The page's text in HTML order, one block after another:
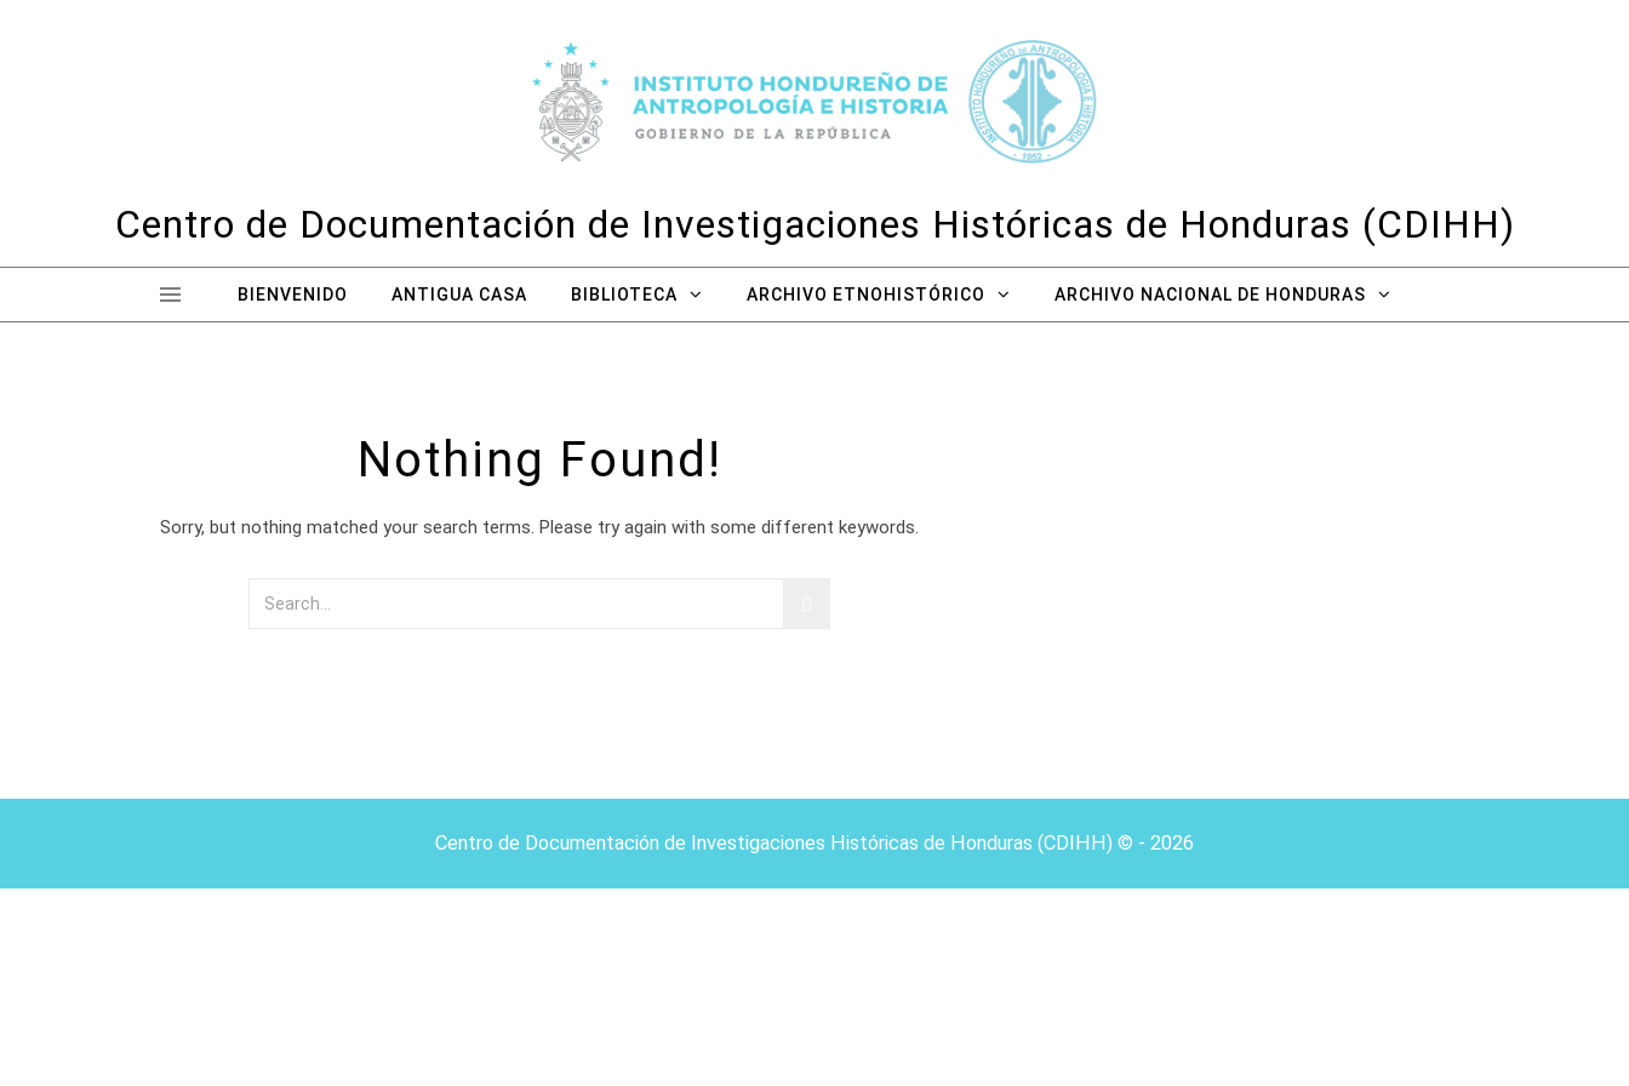
Centro de Documentación de Investigaciones Históricas de Honduras (CDIHH)
BIENVENIDO ANTIGUA CASA BIBLIOTECA ARCHIVO ETNOHISTÓRICO ARCHIVO NACIONAL DE HONDURAS
Nothing Found!
Sorry, but nothing matched your search terms. Please try again with some different keywords.
Centro de Documentación de Investigaciones Históricas de Honduras (CDIHH) © - 2026